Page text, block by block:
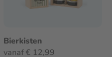
Bierkisten
vanaf € 12,99